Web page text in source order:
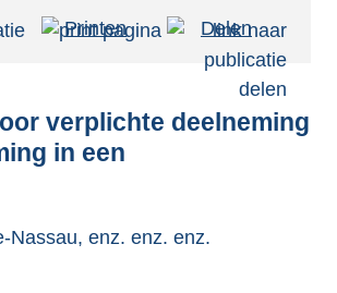
Printen Delen
verplichte deelneming
in een
Nassau, enz. enz. enz.